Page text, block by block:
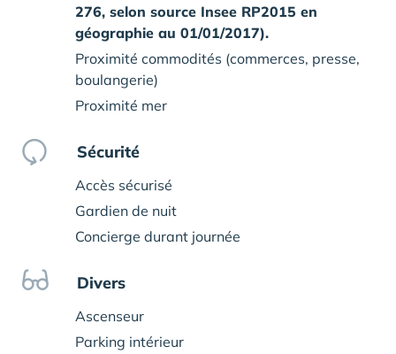
276, selon source Insee RP2015 en
géographie au 01/01/2017).
Proximité commodités (commerces, presse,
boulangerie)
Proximité mer
Sécurité
Accès sécurisé
Gardien de nuit
Concierge durant journée
Divers
Ascenseur
Parking intérieur